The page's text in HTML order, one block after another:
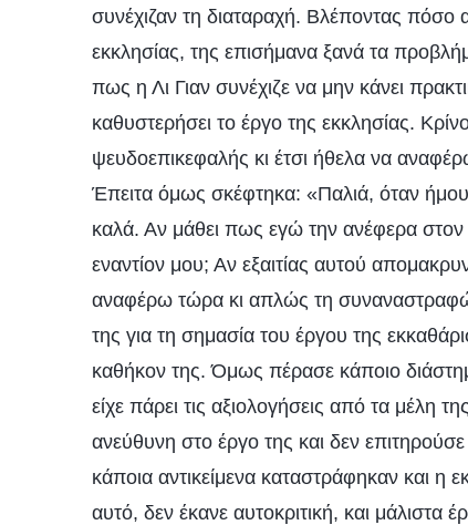
συνέχιζαν τη διαταραχή. Βλέποντας πόσο
εκκλησίας, της επισήμανα ξανά τα
πως η Λι Γιαν συνέχιζε να μην κάνει
καθυστερήσει το έργο της εκκλησίας.
ψευδοεπικεφαλής κι έτσι ήθελα να
Έπειτα όμως σκέφτηκα: «Παλιά, όταν
καλά. Αν μάθει πως εγώ την ανέφερα
εναντίον μου; Αν εξαιτίας αυτού
αναφέρω τώρα κι απλώς τη συναναστραφώ
της για τη σημασία του έργου της
καθήκον της. Όμως πέρασε κάποιο
είχε πάρει τις αξιολογήσεις από τα μέλη
ανεύθυνη στο έργο της και δεν
κάποια αντικείμενα καταστράφηκαν και η
αυτό, δεν έκανε αυτοκριτική, και μάλιστα